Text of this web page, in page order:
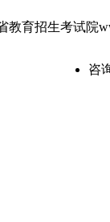
育招生考试院
咨